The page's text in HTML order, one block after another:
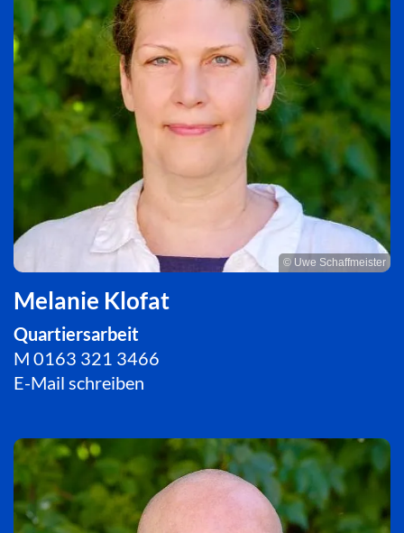
© Uwe Schaffmeister
Melanie Klofat
Quartiersarbeit
M 0163 321 3466
E-Mail schreiben